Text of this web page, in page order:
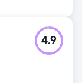
4.9